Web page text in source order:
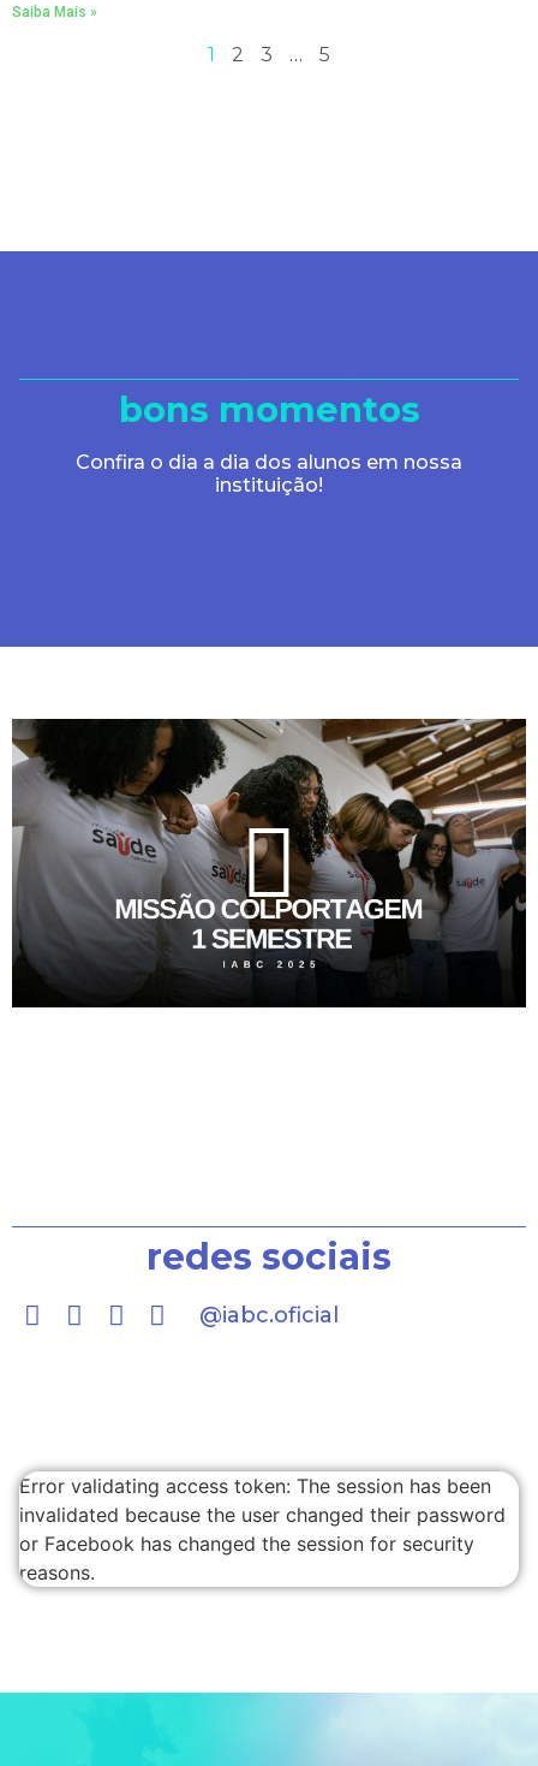
Saiba Mais »
1 2 3 … 5
bons momentos
Confira o dia a dia dos alunos em nossa
instituição!
@iabc.oficial
redes sociais
Error validating access token: The session has been
invalidated because the user changed their password
or Facebook has changed the session for security
reasons.
que o normal.
Prazo de normalização:
quinta-feira, 23/11/2023 às
17h
Caso queira falar
diretamente conosco ligue
no número (62) 3395-
8002.
Estou ciente - Fechar Aviso